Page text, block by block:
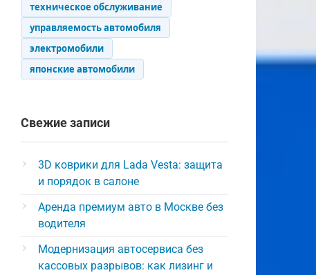
техническое обслуживание
управляемость автомобиля
электромобили
японские автомобили
Свежие записи
3D коврики для Lada Vesta: защита
и порядок в салоне
Аренда премиум авто в Москве без
водителя
Модернизация автосервиса без
кассовых разрывов: как лизинг и